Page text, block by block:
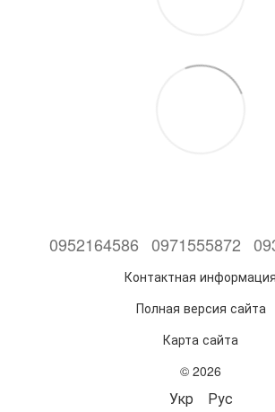
0952164586 0971555872
Контактная информация
Полная версия сайта
Карта сайта
© 2026
Укр Рус